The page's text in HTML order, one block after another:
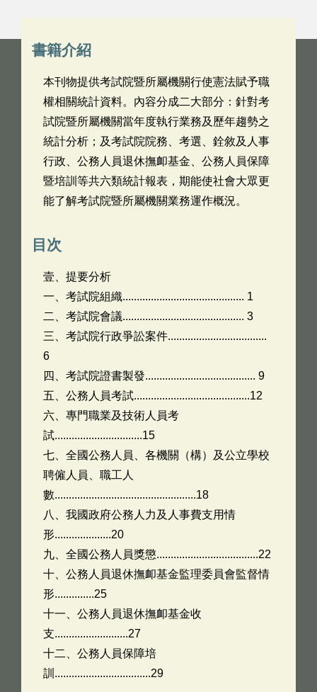
書籍介紹
本刊物提供考試院暨所屬機關行使憲法賦予職
權相關統計資料。內容分成二大部分：針對考
試院暨所屬機關當年度執行業務及歷年趨勢之
統計分析；及考試院院務、考選、銓敘及人事
行政、公務人員退休撫卹基金、公務人員保障
暨培訓等共六類統計報表，期能使社會大眾更
能了解考試院暨所屬機關業務運作概況。
目次
壹、提要分析
一、考試院組織........................................... 1
二、考試院會議........................................... 3
三、考試院行政爭訟案件...................................
6
四、考試院證書製發....................................... 9
五、公務人員考試.........................................12
六、專門職業及技術人員考
試...............................15
七、全國公務人員、各機關（構）及公立學校
聘僱人員、職工人
數..................................................18
八、我國政府公務人力及人事費支用情
形....................20
九、全國公務人員獎懲....................................22
十、公務人員退休撫卹基金監理委員會監督情
形..............25
十一、公務人員退休撫卹基金收
支..........................27
十二、公務人員保障培
訓..................................29